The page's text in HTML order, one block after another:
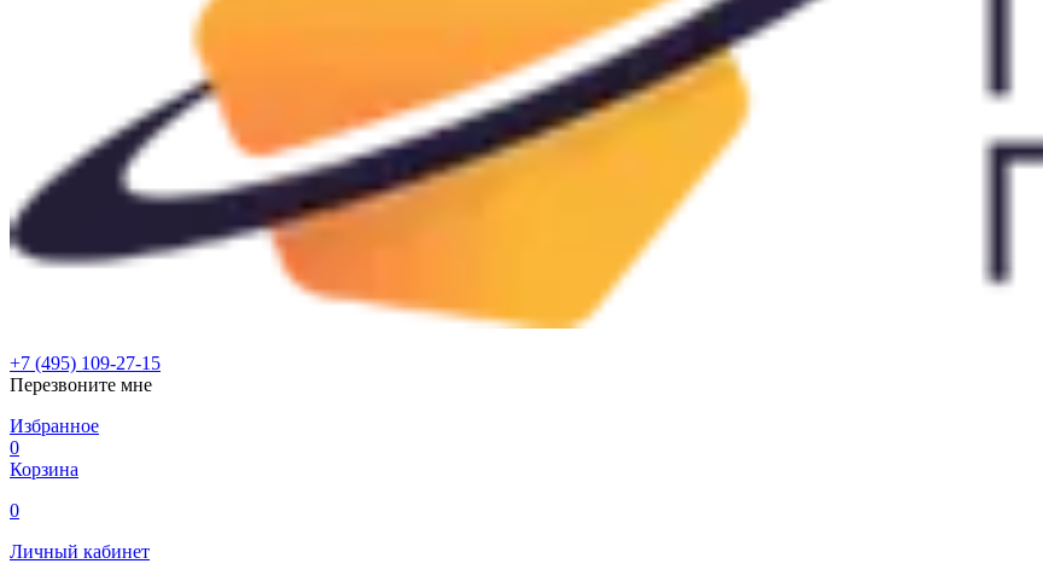
+7 (495) 109-27-15
Перезвоните мне
Избранное
0
Корзина
0
Личный кабинет